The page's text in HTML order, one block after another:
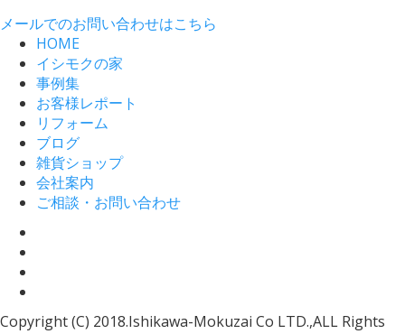
メールでのお問い合わせはこちら
HOME
イシモクの家
事例集
お客様レポート
リフォーム
ブログ
雑貨ショップ
会社案内
ご相談・お問い合わせ
Copyright (C) 2018.Ishikawa-Mokuzai Co LTD.,ALL Rights